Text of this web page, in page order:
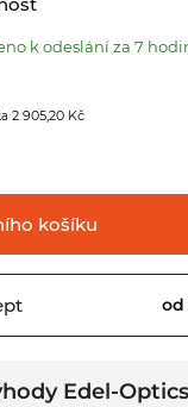
k odeslání za 7
2 905,20 Kč
košíku
od
Edel-Optics